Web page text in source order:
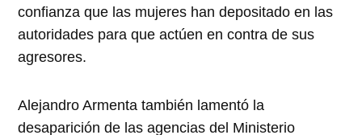
confianza que las mujeres han depositado en las
autoridades para que actúen en contra de sus
agresores.
Alejandro Armenta también lamentó la
desaparición de las agencias del Ministerio